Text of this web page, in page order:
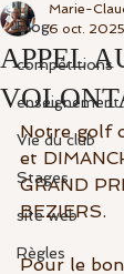
Blog
compétitions
enseignement
Vie du club
Stages
site web
Règles
APPEL
Marie-
6 oct. 2025
Notre golf
et
GRAND
BEZIERS.
Pour le